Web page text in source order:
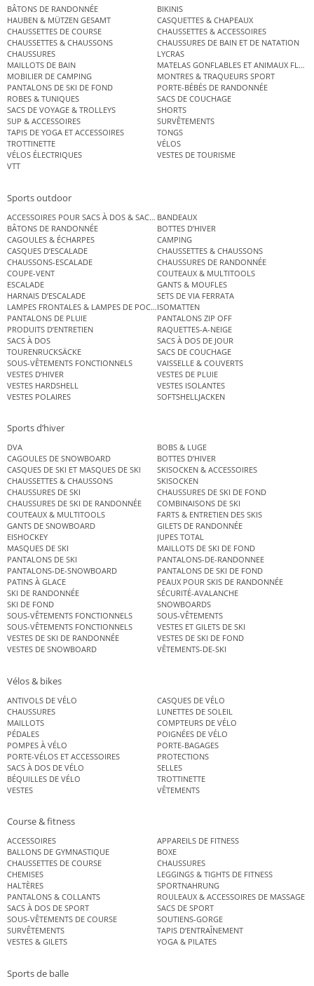
BÂTONS DE RANDONNÉE
BIKINIS
HAUBEN & MÜTZEN GESAMT
CASQUETTES & CHAPEAUX
CHAUSSETTES DE COURSE
CHAUSSETTES & ACCESSOIRES
CHAUSSETTES & CHAUSSONS
CHAUSSURES DE BAIN ET DE NATATION
CHAUSSURES
LYCRAS
MAILLOTS DE BAIN
MATELAS GONFLABLES ET ANIMAUX
MOBILIER DE CAMPING
MONTRES & TRAQUEURS SPORT
PANTALONS DE SKI DE FOND
PORTE-BÉBÉS DE RANDONNÉE
ROBES & TUNIQUES
SACS DE COUCHAGE
SACS DE VOYAGE & TROLLEYS
SHORTS
SUP & ACCESSOIRES
SURVÊTEMENTS
TAPIS DE YOGA ET ACCESSOIRES
TONGS
TROTTINETTE
VÉLOS
VÉLOS ÉLECTRIQUES
VESTES DE TOURISME
VTT
Sports outdoor
ACCESSOIRES POUR SACS À DOS & SACS ÉTANCHES
BANDEAUX
BÂTONS DE RANDONNÉE
BOTTES D’HIVER
CAGOULES & ÉCHARPES
CAMPING
CASQUES D’ESCALADE
CHAUSSETTES & CHAUSSONS
CHAUSSONS-ESCALADE
CHAUSSURES DE RANDONNÉE
COUPE-VENT
COUTEAUX & MULTITOOLS
ESCALADE
GANTS & MOUFLES
HARNAIS D’ESCALADE
SETS DE VIA FERRATA
LAMPES FRONTALES & LAMPES DE POCHEISOMATTEN
PANTALONS DE PLUIE
PANTALONS ZIP OFF
PRODUITS D’ENTRETIEN
RAQUETTES-A-NEIGE
SACS À DOS
SACS À DOS DE JOUR
TOURENRUCKSÄCKE
SACS DE COUCHAGE
SOUS-VÊTEMENTS FONCTIONNELS
VAISSELLE & COUVERTS
VESTES D’HIVER
VESTES DE PLUIE
VESTES HARDSHELL
VESTES ISOLANTES
VESTES POLAIRES
SOFTSHELLJACKEN
Sports d’hiver
DVA
BOBS & LUGE
CAGOULES DE SNOWBOARD
BOTTES D’HIVER
CASQUES DE SKI ET MASQUES DE SKI
SKISOCKEN & ACCESSOIRES
CHAUSSETTES & CHAUSSONS
SKISOCKEN
CHAUSSURES DE SKI
CHAUSSURES DE SKI DE FOND
CHAUSSURES DE SKI DE RANDONNÉE
COMBINAISONS DE SKI
COUTEAUX & MULTITOOLS
FARTS & ENTRETIEN DES SKIS
GANTS DE SNOWBOARD
GILETS DE RANDONNÉE
EISHOCKEY
JUPES TOTAL
MASQUES DE SKI
MAILLOTS DE SKI DE FOND
PANTALONS DE SKI
PANTALONS-DE-RANDONNEE
PANTALONS-DE-SNOWBOARD
PANTALONS DE SKI DE FOND
PATINS À GLACE
PEAUX POUR SKIS DE RANDONNÉE
SKI DE RANDONNÉE
SÉCURITÉ-AVALANCHE
SKI DE FOND
SNOWBOARDS
SOUS-VÊTEMENTS FONCTIONNELS
SOUS-VÊTEMENTS
SOUS-VÊTEMENTS FONCTIONNELS
VESTES ET GILETS DE SKI
VESTES DE SKI DE RANDONNÉE
VESTES DE SKI DE FOND
VESTES DE SNOWBOARD
VÊTEMENTS-DE-SKI
Vélos & bikes
ANTIVOLS DE VÉLO
CASQUES DE VÉLO
CHAUSSURES
LUNETTES DE SOLEIL
MAILLOTS
COMPTEURS DE VÉLO
PÉDALES
POIGNÉES DE VÉLO
POMPES À VÉLO
PORTE-BAGAGES
PORTE-VÉLOS ET ACCESSOIRES
PROTECTIONS
SACS À DOS DE VÉLO
SELLES
BÉQUILLES DE VÉLO
TROTTINETTE
VESTES
VÊTEMENTS
Course & fitness
ACCESSOIRES
APPAREILS DE FITNESS
BALLONS DE GYMNASTIQUE
BOXE
CHAUSSETTES DE COURSE
CHAUSSURES
CHEMISES
LEGGINGS & TIGHTS DE FITNESS
HALTÈRES
SPORTNAHRUNG
PANTALONS & COLLANTS
ROULEAUX & ACCESSOIRES DE MASSAGE
SACS À DOS DE SPORT
SACS DE SPORT
SOUS-VÊTEMENTS DE COURSE
SOUTIENS-GORGE
SURVÊTEMENTS
TAPIS D’ENTRAÎNEMENT
VESTES & GILETS
YOGA & PILATES
Sports de balle